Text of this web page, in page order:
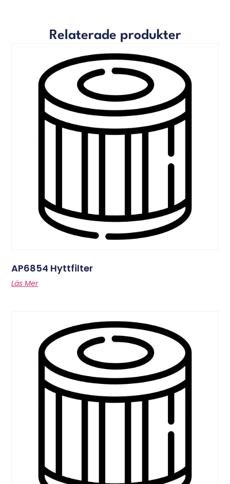
Relaterade produkter
AP6854 Hyttfilter
Läs Mer